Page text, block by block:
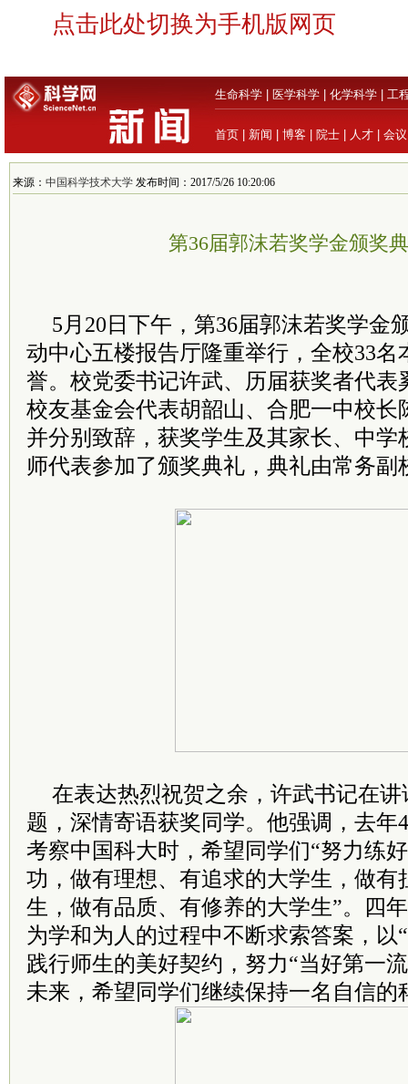
点击此处切换为手机版网页
生命科学 医学科学 化学科学 工
首页 新闻 博客 院士 人才 会议
来源： 中国科学技术大学 发布时间：2017/5/26 10:20:06
第36届郭沫若奖学金颁奖
5月20日下午，第36届郭沫若奖学金
动中心五楼报告厅隆重举行，全校33名
誉。校党委书记许武、历届获奖者代表
校友基金会代表胡韶山、合肥一中校长
并分别致辞，获奖学生及其家长、中学
师代表参加了颁奖典礼，典礼由常务副
在表达热烈祝贺之余，许武书记在讲
题，深情寄语获奖同学。他强调，去年
考察中国科大时，希望同学们“努力练
功，做有理想、有追求的大学生，做有
生，做有品质、有修养的大学生”。四
为学和为人的过程中不断求索答案，以
践行师生的美好契约，努力“当好第一
未来，希望同学们继续保持一名自信